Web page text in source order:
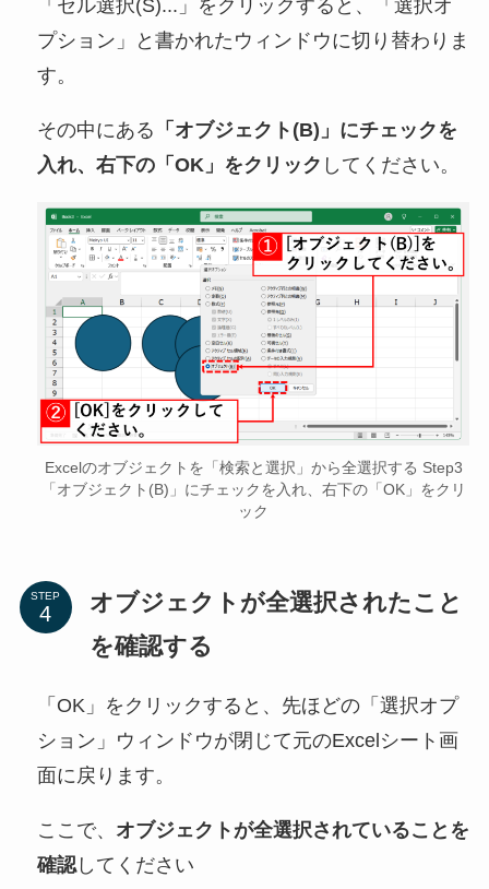
「セル選択(S)...」をクリックすると、「選択オ
プション」と書かれたウィンドウに切り替わりま
す。
その中にある 「オブジェクト(B)」にチェックを
入れ、右下の「OK」をクリック してください。
Excelのオブジェクトを「検索と選択」から全選択する Step3
「オブジェクト(B)」にチェックを入れ、右下の「OK」をクリ
ック
STEP
オブジェクトが全選択されたこと
を確認する
「OK」をクリックすると、先ほどの「選択オプ
ション」ウィンドウが閉じて元のExcelシート画
面に戻ります。
ここで、 オブジェクトが全選択されていることを
確認してください